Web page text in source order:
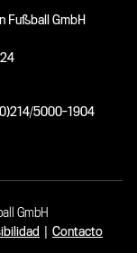
Fußball GmbH
5000-1904
GmbH
| Contacto